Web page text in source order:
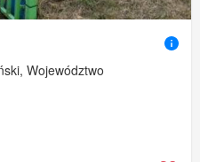
Województwo